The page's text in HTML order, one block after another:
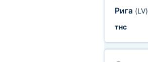
Рига (LV)
тнс